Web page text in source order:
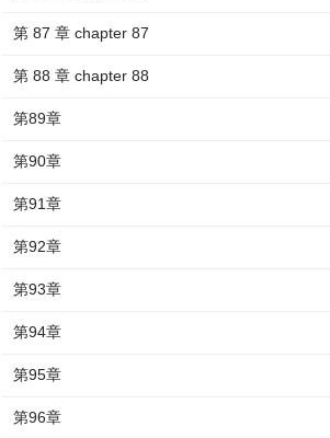
第 87 章 chapter 87
第 88 章 chapter 88
第89章
第90章
第91章
第92章
第93章
第94章
第95章
第96章